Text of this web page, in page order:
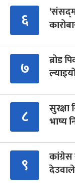
६
७
ब्रोड
८
सुरक्षा
भाष्य
९